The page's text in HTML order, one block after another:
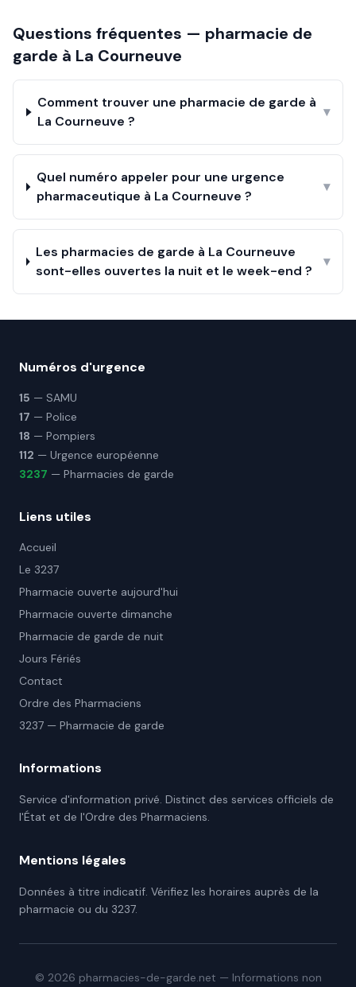
Questions fréquentes — pharmacie de
garde à La Courneuve
Comment trouver une pharmacie de garde à
La Courneuve ?
▾
Quel numéro appeler pour une urgence
pharmaceutique à La Courneuve ?
▾
Les pharmacies de garde à La Courneuve
sont-elles ouvertes la nuit et le week-end ?
▾
Numéros d'urgence
15 — SAMU
17 — Police
18 — Pompiers
112 — Urgence européenne
3237 — Pharmacies de garde
Liens utiles
Accueil
Le 3237
Pharmacie ouverte aujourd'hui
Pharmacie ouverte dimanche
Pharmacie de garde de nuit
Jours Fériés
Contact
Ordre des Pharmaciens
3237 — Pharmacie de garde
Informations
Service d'information privé. Distinct des services officiels de
l'État et de l'Ordre des Pharmaciens.
Mentions légales
Données à titre indicatif. Vérifiez les horaires auprès de la
pharmacie ou du 3237.
© 2026 pharmacies-de-garde.net — Informations non